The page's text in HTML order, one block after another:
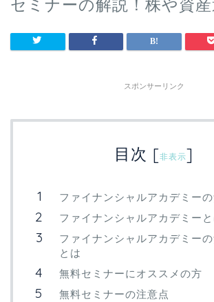
セミナーの解説！株や資
スポンサーリンク
目次 [非表示]
ファイナンシャルアカデミー
ファイナンシャルアカデミー
ファイナンシャルアカデミー
とは
無料セミナーにオススメの方
無料セミナーの注意点